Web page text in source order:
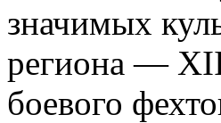
значимых
региона — XII
боевого